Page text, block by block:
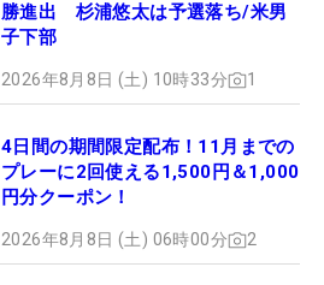
勝進出 杉浦悠太は予選落ち/米男
子下部
2026年8月8日 (土) 10時33分 1
4日間の期間限定配布！11月までの
プレーに2回使える1,500円＆1,000
円分クーポン！
2026年8月8日 (土) 06時00分 2